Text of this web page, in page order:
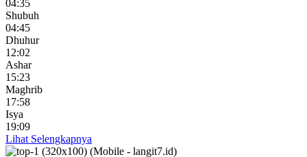
04:35
Shubuh
04:45
Dhuhur
12:02
Ashar
15:23
Maghrib
17:58
Isya
19:09
Lihat Selengkapnya